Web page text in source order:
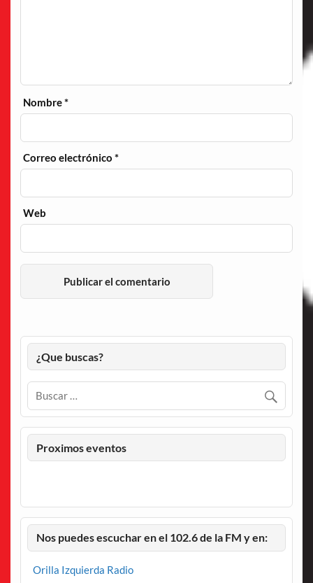
Nombre*
Correo electrónico*
Web
¿Que buscas?
Proximos eventos
Nos puedes escuchar en el 102.6 de la FM y en:
Orilla Izquierda Radio